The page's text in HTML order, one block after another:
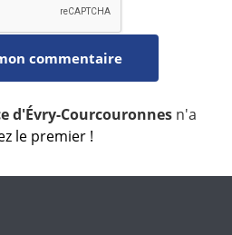
d'Évry-Courcouronnes n'a
le premier !